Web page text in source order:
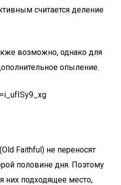
считается деление
возможно, однако для
опыление.
Faithful) не переносят
половине дня. Поэтому
них подходящее место,